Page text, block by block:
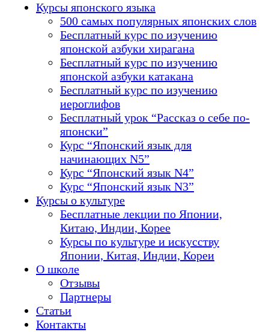
Курсы японского языка
500 самых популярных японских слов
Бесплатный курс по изучению
японской азбуки хирагана
Бесплатный курс по изучению
японской азбуки катакана
Бесплатный курс по изучению
иероглифов
Бесплатный урок “Рассказ о себе по-
японски”
Курс “Японский язык для
начинающих N5”
Курс “Японский язык N4”
Курс “Японский язык N3”
Курсы о культуре
Бесплатные лекции по Японии,
Китаю, Индии, Корее
Курсы по культуре и искусству
Японии, Китая, Индии, Кореи
О школе
Отзывы
Партнеры
Статьи
Контакты